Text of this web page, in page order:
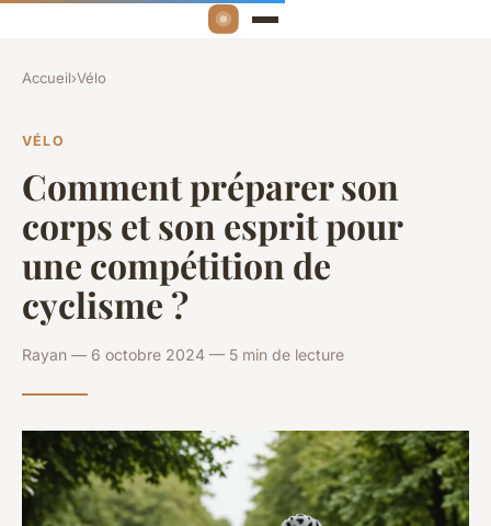
Accueil›Vélo
VÉLO
Comment préparer son
corps et son esprit pour
une compétition de
cyclisme ?
Rayan — 6 octobre 2024 — 5 min de lecture